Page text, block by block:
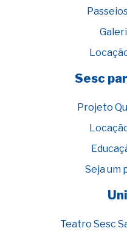
Sesc
Projeto
Seja um
Teatro Sesc